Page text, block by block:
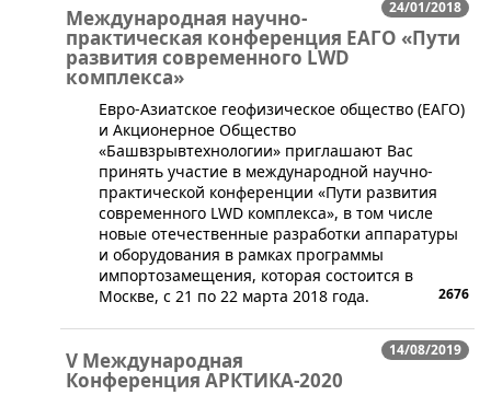
24/01/2018
Международная научно-
практическая конференция ЕАГО «Пути
развития современного LWD
комплекса»
Евро-Азиатское геофизическое общество (ЕАГО)
и Акционерное Общество
«Башвзрывтехнологии» приглашают Вас
принять участие в международной научно-
практической конференции «Пути развития
современного LWD комплекса», в том числе
новые отечественные разработки аппаратуры
и оборудования в рамках программы
импортозамещения, которая состоится в
Москве, с 21 по 22 марта 2018 года.
2676
14/08/2019
V Международная
Конференция АРКТИКА-2020